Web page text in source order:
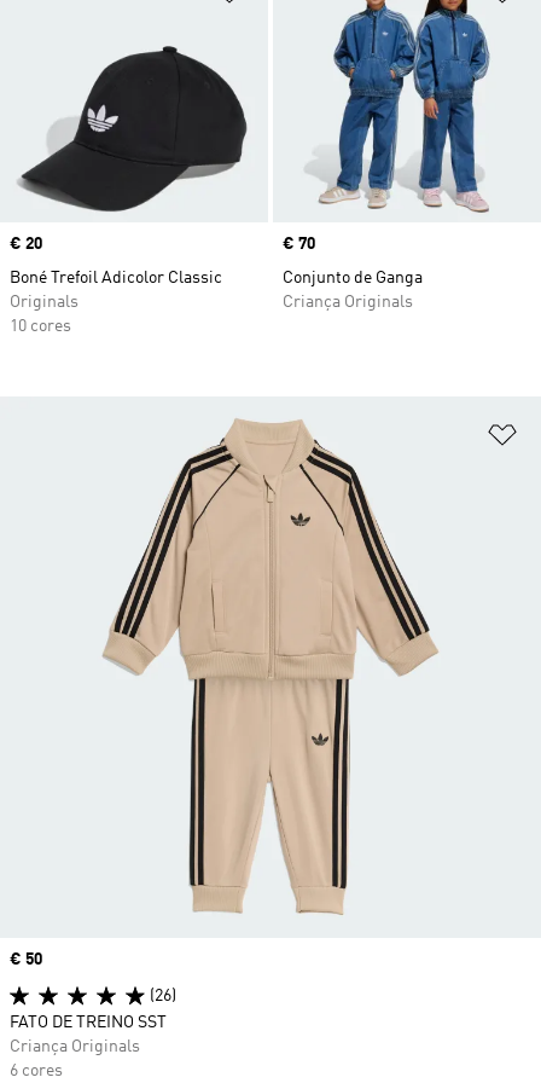
Price
€ 20
Boné Trefoil Adicolor Classic
Originals
10 cores
Price
€ 70
Conjunto de Ganga
Criança Originals
Price
€ 50
(26)
FATO DE TREINO SST
Criança Originals
6 cores